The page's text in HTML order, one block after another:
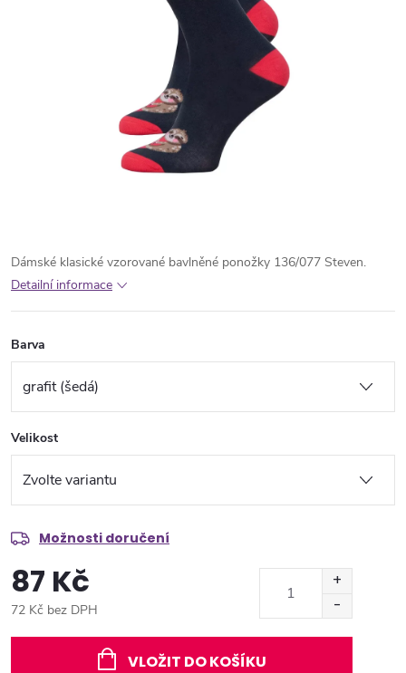
Dámské klasické vzorované bavlněné ponožky 136/077 Steven.
Detailní informace
Barva
Velikost
Možnosti doručení
87 Kč
72 Kč bez DPH
VLOŽIT DO KOŠÍKU